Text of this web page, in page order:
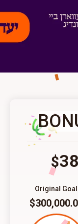
$
Original Goal